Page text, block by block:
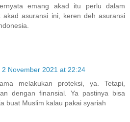
emang akad itu perlu dalam
akad asuransi ini, keren deh asuransi
2 November 2021 at 22:24
melakukan proteksi, ya. Tetapi,
dengan finansial. Ya pastinya bisa
buat Muslim kalau pakai syariah